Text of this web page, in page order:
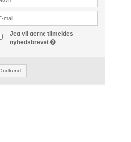
Jeg vil gerne tilmeldes
nyhedsbrevet